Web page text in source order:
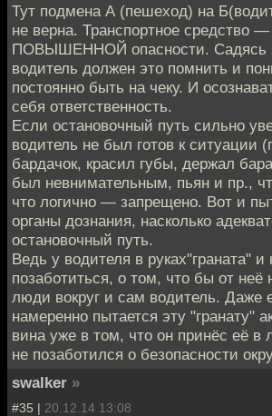
Тут подмена А (пешеход) на
не верна. Транспортное средство —
ПОВЫШЕННОЙ опасности. Садясь
водитель должен это помнить и
постоянно быть на чеку. И
себя ответственность.
Если остановочный путь сильно
водитель не был готов к ситуации
бардачок, красил губы, держал
был невнимательным, пьян и пр.,
что логично — запрещено. Вот и
органы дознания, насколько
остановочный путь.
Ведь у водителя в руках"граната" и
позаботиться, о том, что бы от неё
люди вокруг и сам водитель. Даже
намеренно пытается эту "гранату"
вина уже в том, что он принёс её в
не позаботился о безопасности
swalker »
#35 | 20.12.14 13:08